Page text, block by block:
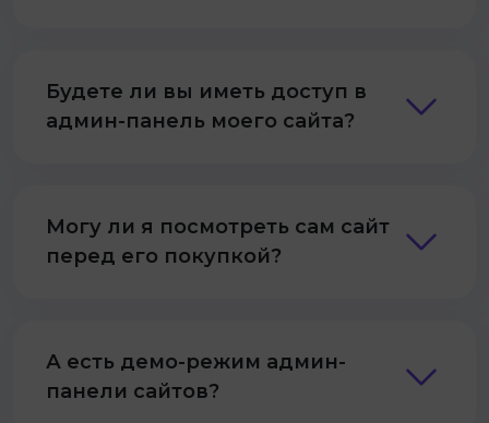
Будете ли вы иметь доступ в
админ-панель моего сайта?
Могу ли я посмотреть сам сайт
перед его покупкой?
А есть демо-режим админ-
панели сайтов?